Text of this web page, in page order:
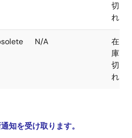
切
れ
N/A
在
庫
切
れ
知を受け取ります。